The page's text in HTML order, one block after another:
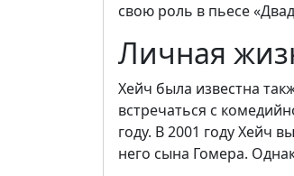
свою роль в пьесе
Личная
Хейч была известна
встречаться с
году. В 2001 году Хейч
него сына Гомера.